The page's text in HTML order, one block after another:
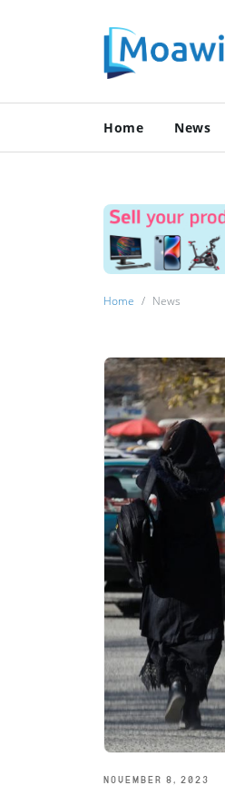
Home News
Home News
NOVEMBER 8, 2023